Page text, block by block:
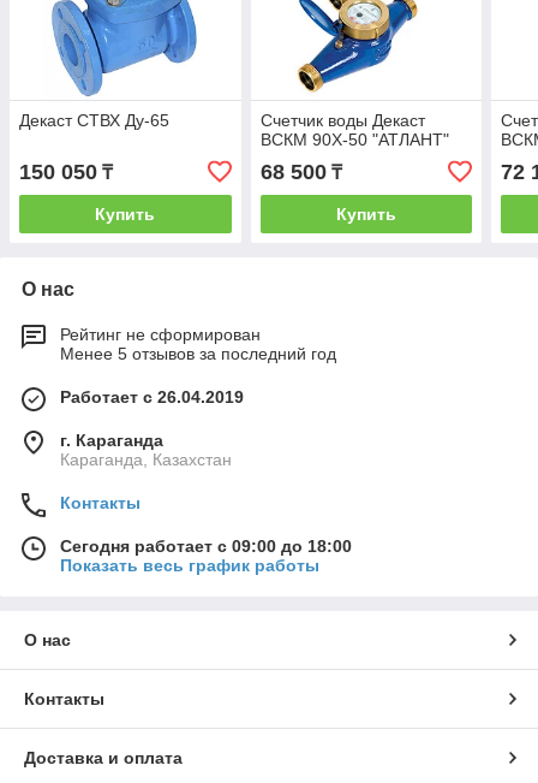
Декаст СТВХ Ду-65
150 050 ₸
Купить
Счетчик воды Декаст
ВСКМ 90Х-50 "АТЛАНТ"
68 500₸
Купить
72
О нас
Рейтинг не сформирован
Менее 5 отзывов за последний год
Работает с 26.04.2019
г. Караганда
Караганда, Казахстан
Контакты
Сегодня работает с 09:00 до 18:00
Показать весь график работы
О нас
Контакты
Доставка и оплата